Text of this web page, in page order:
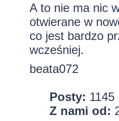
A to nie ma nic
otwierane w
co jest bardzo
wcześniej.
beata072
Posty: 1145
Z nami od: